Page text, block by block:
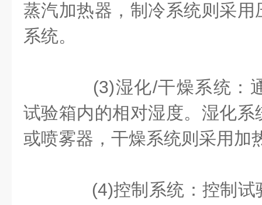
蒸汽加热器，制冷系统则采
系统。
(3)湿化/干燥系统：
试验箱内的相对湿度。湿化
或喷雾器，干燥系统则采用加
(4)控制系统：控制试